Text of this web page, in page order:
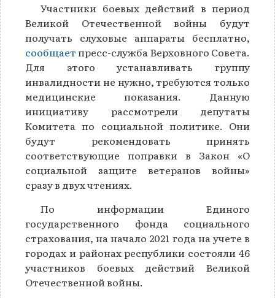
Участники боевых действий в период
Великой Отечественной войны будут
получать слуховые аппараты бесплатно,
сообщаетпресс-служба Верховного Совета.
Для этого устанавливать группу
инвалидности не нужно, требуются только
медицинские показания. Данную
инициативу рассмотрели депутаты
Комитета по социальной политике. Они
будут рекомендовать принять
соответствующие поправки в Закон «О
социальной защите ветеранов войны»
сразу в двух чтениях.
По информации Единого
государственного фонда социального
страхования, на начало 2021 года на учете в
городах и районах республики состояли 46
участников боевых действий Великой
Отечественной войны.